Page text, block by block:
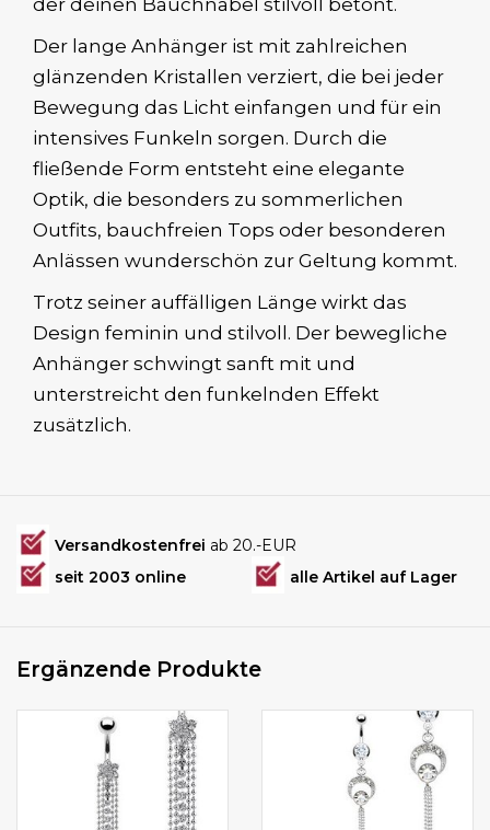
der deinen Bauchnabel stilvoll betont.
Der lange Anhänger ist mit zahlreichen
glänzenden Kristallen verziert, die bei jeder
Bewegung das Licht einfangen und für ein
intensives Funkeln sorgen. Durch die
fließende Form entsteht eine elegante
Optik, die besonders zu sommerlichen
Outfits, bauchfreien Tops oder besonderen
Anlässen wunderschön zur Geltung kommt.
Trotz seiner auffälligen Länge wirkt das
Design feminin und stilvoll. Der bewegliche
Anhänger schwingt sanft mit und
unterstreicht den funkelnden Effekt
zusätzlich.
Versandkostenfrei ab 20.-EUR
seit 2003 online
alle Artikel auf Lager
Ergänzende Produkte